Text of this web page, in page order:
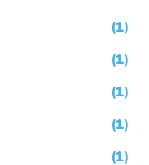
(1)
(1)
(1)
(1)
(1)